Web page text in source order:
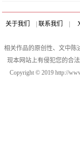
驾游
关于我们 联系我们
相关作品的原创性、文中陈
现本网站上有侵犯您的合
Copyright © 2019 http://